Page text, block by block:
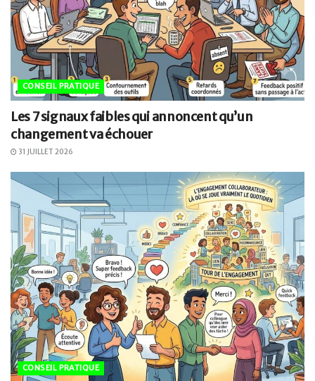
CONSEIL PRATIQUE
Les 7 signaux faibles qui annoncent qu’un
changement va échouer
31 JUILLET 2026
CONSEIL PRATIQUE